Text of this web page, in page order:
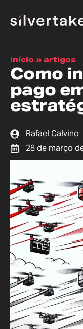
início » artigos
Como
pago
Rafael Calvino
28 de março